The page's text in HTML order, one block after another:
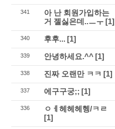
341
아 난 회원가입하는
거 젤싫은데..ㅡㅜ [1]
340 후후... [1]
339 안녕하세요.^^ [1]
338 진짜 오랜만 ㅋㅋ [1]
337 에구구궁;; [1]
336
ㅇㅔ헤헤헤헹/ㅋㄹ
[1]